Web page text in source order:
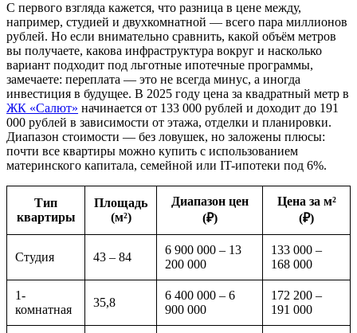
С первого взгляда кажется, что разница в цене между,
например, студией и двухкомнатной — всего пара миллионов
рублей. Но если внимательно сравнить, какой объём метров
вы получаете, какова инфраструктура вокруг и насколько
вариант подходит под льготные ипотечные программы,
замечаете: переплата — это не всегда минус, а иногда
инвестиция в будущее. В 2025 году цена за квадратный метр в
ЖК «Салют» начинается от 133 000 рублей и доходит до 191
000 рублей в зависимости от этажа, отделки и планировки.
Диапазон стоимости — без ловушек, но заложены плюсы:
почти все квартиры можно купить с использованием
материнского капитала, семейной или IT-ипотеки под 6%.
Тип
квартиры
Площадь
(м²)
Диапазон цен
(₽)
Цена за м²
(₽)
Студия 43 – 84
6 900 000 – 13
200 000
133 000 –
168 000
1-
комнатная
35,8
6 400 000 – 6
900 000
172 200 –
191 000